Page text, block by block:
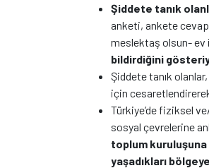
Şiddete tanık
anketi, ankete
meslektaş olsun- ev
bildirdiğini
Şiddete tanık
için
Türkiye’de fiziksel
sosyal çevrelerine
toplum kuruluşuna
yaşadıkları